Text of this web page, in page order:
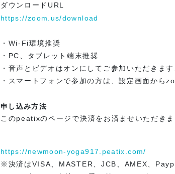
ダウンロードURL
https://zoom.us/download
・Wi-Fi環境推奨
・PC、タブレット端末推奨
・音声とビデオはオンにしてご参加いただきます
・スマートフォンで参加の方は、設定画面から
申し込み方法
このpeatixのページで決済をお済ませいただきま
https://newmoon-yoga917.peatix.com/
※決済はVISA、MASTER、JCB、AMEX、